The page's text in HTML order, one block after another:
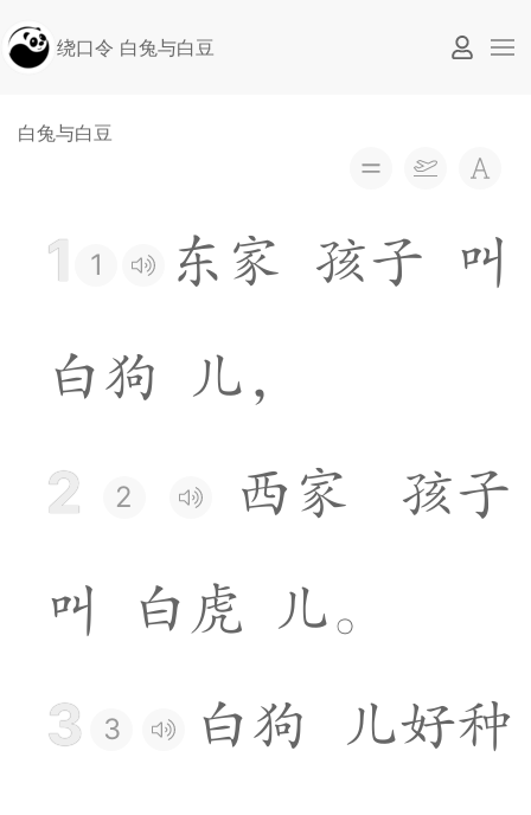
绕口令 白兔与白豆
白兔与白豆
1 1 东 家 孩子
叫
白狗 儿 ，
2 2 西 家 孩子
叫
白 虎 儿。
3 3 白狗 儿好种